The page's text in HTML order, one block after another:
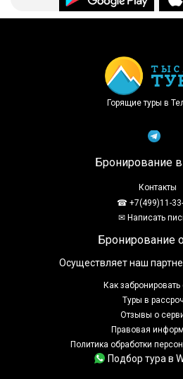
Горящие туры в
Бронирование
Контакты
☎ +7(499)11-
✉ Написать
Бронирование
Осуществляет наш
Как забронировать
Туры в
Отзывы о
Правовая
Политика обработки
Подбор тура в